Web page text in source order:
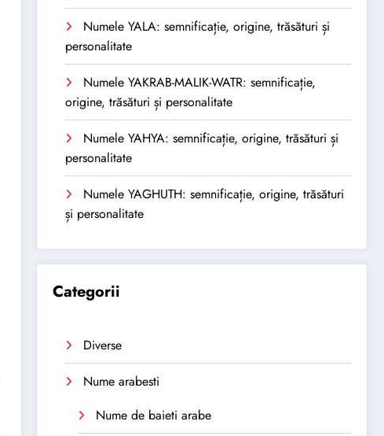
Numele YALA: semnificație, origine, trăsături și
personalitate
Numele YAKRAB-MALIK-WATR: semnificație,
origine, trăsături și personalitate
Numele YAHYA: semnificație, origine, trăsături și
personalitate
Numele YAGHUTH: semnificație, origine, trăsături
și personalitate
Categorii
Diverse
Nume arabesti
Nume de baieti arabe